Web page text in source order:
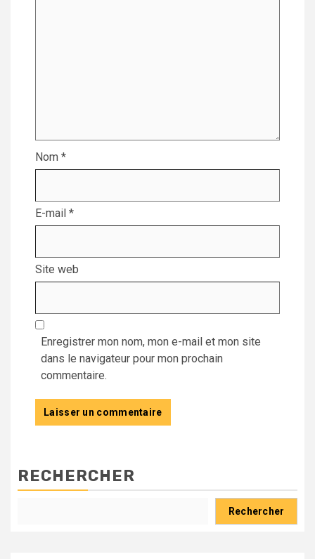
Nom *
E-mail *
Site web
Enregistrer mon nom, mon e-mail et mon site
dans le navigateur pour mon prochain
commentaire.
RECHERCHER
Rechercher